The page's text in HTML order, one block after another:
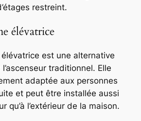
restreint.
élévatrice
est une alternative
traditionnel. Elle
adaptée aux personnes
et peut être installée aussi
qu’à l’extérieur de la maison.